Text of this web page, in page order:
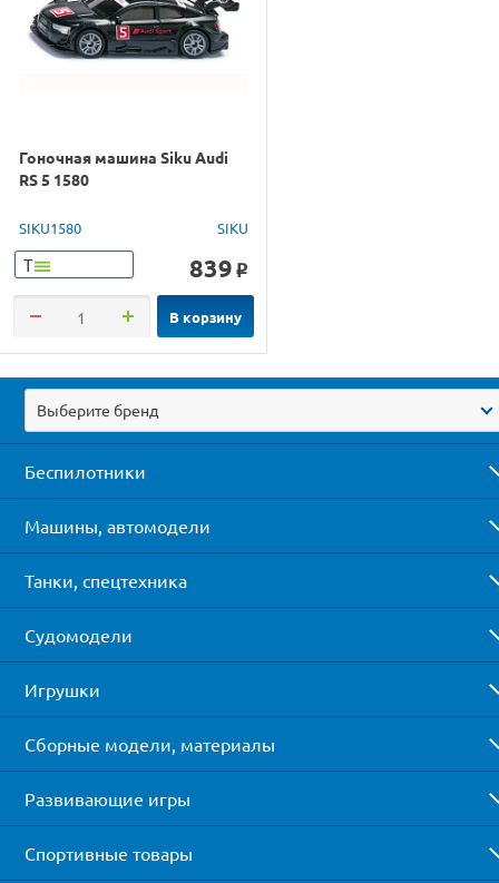
Гоночная машина Siku Audi
RS 5 1580
SIKU1580 SIKU
Т 839 o
В корзину
Выберите бренд
Беспилотники
Машины, автомодели
Танки, спецтехника
Судомодели
Игрушки
Сборные модели, материалы
Развивающие игры
Спортивные товары